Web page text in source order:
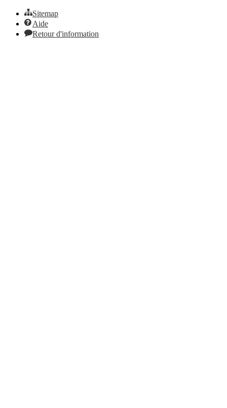
Sitemap
Aide
Retour d'information